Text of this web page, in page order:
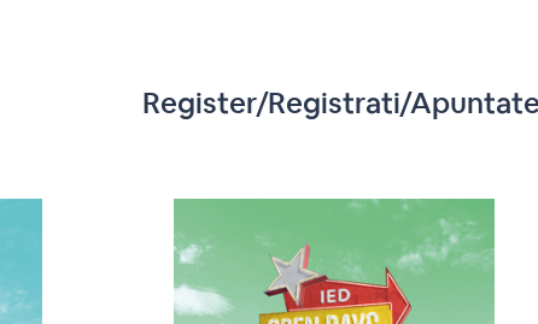
Register/Registrati/Apuntate